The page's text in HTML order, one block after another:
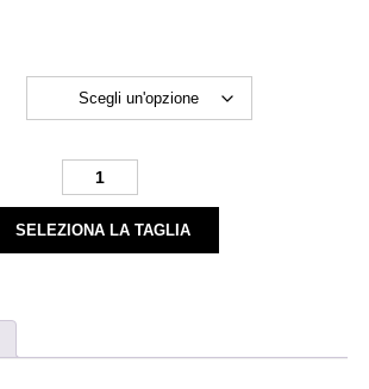
LICHENI
OVERSHIRT
quantità
SELEZIONA LA TAGLIA